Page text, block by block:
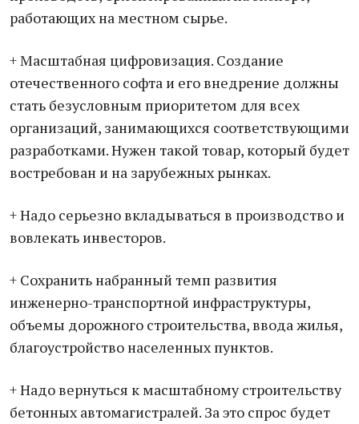
работающих на местном сырье.
+ Масштабная цифровизация. Создание
отечественного софта и его внедрение должны
стать безусловным приоритетом для всех
организаций, занимающихся соответствующими
разработками. Нужен такой товар, который будет
востребован и на зарубежных рынках.
+ Надо серьезно вкладываться в производство и
вовлекать инвесторов.
+ Сохранить набранный темп развития
инженерно-транспортной инфраструктуры,
объемы дорожного строительства, ввода жилья,
благоустройство населенных пунктов.
+ Надо вернуться к масштабному строительству
бетонных автомагистралей. За это спрос будет